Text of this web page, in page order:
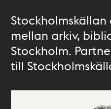
mellan arkiv,
Stockholm.
till